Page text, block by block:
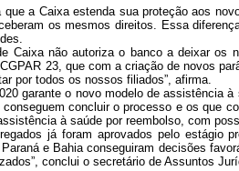
a Caixa estenda sua proteção aos
os mesmos direitos. Essa
não autoriza o banco a deixar
23, que com a criação de novos
por todos os nossos filiados”, afirma.
garante o novo modelo de assistência
concluir o processo e os que
à saúde por reembolso, com
já foram aprovados pelo estágio
e Bahia conseguiram decisões
conclui o secretário de Assuntos